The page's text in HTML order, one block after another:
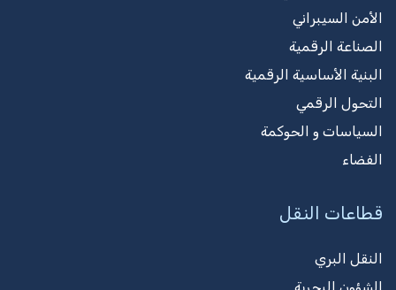
الأمن السيبراني
الصناعة الرقمية
البنية الأساسية الرقمية
التحول الرقمي
السياسات و الحوكمة
الفضاء
قطاعات النقل
النقل البري